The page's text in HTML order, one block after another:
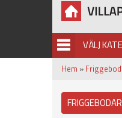
VÄLJ
Hem »